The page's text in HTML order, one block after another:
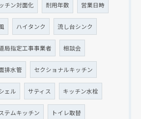
チン対面化 耐用年数 営業日時
ハイタンク 流し台シンク
局指定工事事業者 相談会
排水管 セクショナルキッチン
ェル サティス キッチン水栓
テムキッチン トイレ取替